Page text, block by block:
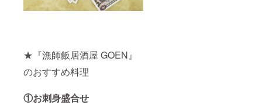
★『漁師飯居酒屋 GOEN』
のおすすめ料理
①お刺身盛合せ